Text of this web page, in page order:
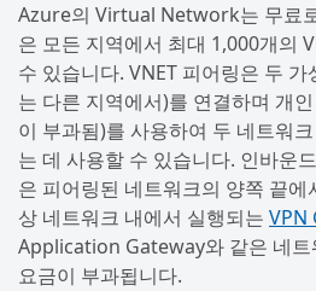
Azure의 Virtual Network는 무료
은 모든 지역에서 최대 1,000개의
수 있습니다. VNET 피어링은 두
는 다른 지역에서)를 연결하며 개인
이 부과됨)를 사용하여 두 네트워
는 데 사용할 수 있습니다. 인바운
은 피어링된 네트워크의 양쪽 끝
상 네트워크 내에서 실행되는 VPN
Application Gateway와 같은 네트
요금이 부과됩니다.